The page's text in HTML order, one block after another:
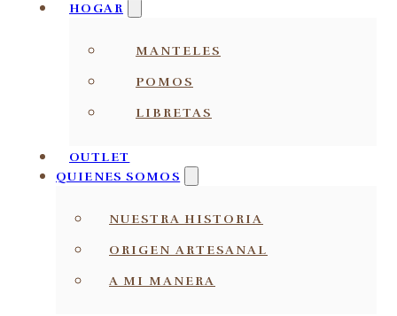
HOGAR
MANTELES
POMOS
LIBRETAS
OUTLET
QUIENES SOMOS
NUESTRA HISTORIA
ORIGEN ARTESANAL
A MI MANERA